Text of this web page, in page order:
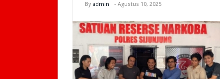
By admin - Agustus 10, 2025